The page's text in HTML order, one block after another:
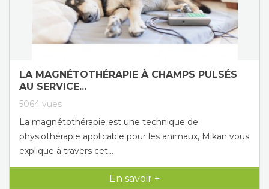
LA MAGNÉTOTHÉRAPIE À CHAMPS PULSÉS
AU SERVICE...
5064 vues
La magnétothérapie est une technique de
physiothérapie applicable pour les animaux, Mikan vous
explique à travers cet...
En savoir +